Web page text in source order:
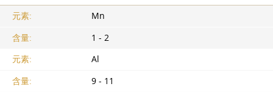
元素:
Mn
含量:
1 - 2
元素:
Al
含量:
9 - 11